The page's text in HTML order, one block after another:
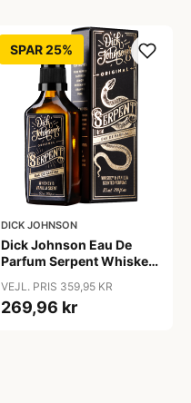
SPAR 25%
DICK JOHNSON
Dick Johnson Eau De
Parfum Serpent Whiskey
VEJL. PRIS 359,95 KR
269,96 kr